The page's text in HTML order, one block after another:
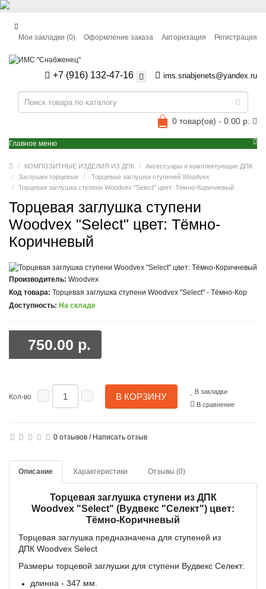
Авторизация Регистрация
Мои закладки (0) Оформление заказа
+7 (916) 132-47-16 ims.snabjenets@yandex.ru
0 товар(ов) - 0.00 р.
Главное меню
КОМПОЗИТНЫЕ ИЗДЕЛИЯ ИЗ ДПК
Аксессуары и комплектующие ДПК
Заглушки торцевые
Торцевые заглушки ступеней Woodvex
Торцевая заглушка ступени Woodvex "Select" цвет: Тёмно-Коричневый
Торцевая заглушка ступени
Woodvex "Select" цвет: Тёмно-
Коричневый
Производитель: Woodvex
Код товара: Торцевая заглушка ступени Woodvex "Select" - Тёмно-Кор
Доступность: На складе
750.00 р.
Кол-во В КОРЗИНУ
В закладки
В сравнение
0 отзывов / Написать отзыв
Описание Характеристики Отзывы (0)
Торцевая заглушка ступени из ДПК
Woodvex "Select" (Вудвекс "Селект") цвет:
Тёмно-Коричневый
Торцевая заглушка предназначена для ступеней из
ДПК Woodvex Select
Размеры торцевой заглушки для ступени Вудвекс Селект:
длинна - 347 мм.